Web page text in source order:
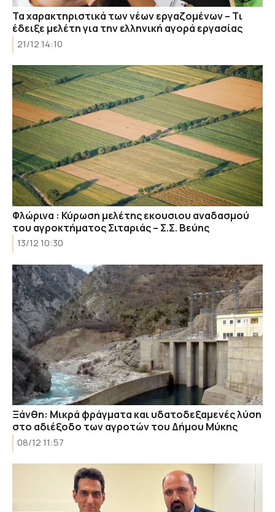
Τα χαρακτηριστικά των νέων εργαζομένων – Tι
έδειξε μελέτη για την ελληνική αγορά εργασίας
21/12 14:10
Φλώρινα : Κύρωση μελέτης εκουσιου αναδασμού
του αγροκτήματος Σιταριάς – Σ.Σ. Βεύης
13/12 10:30
Ξάνθη: Μικρά φράγματα και υδατοδεξαμενές λύση
στο αδιέξοδο των αγροτών του Δήμου Μύκης
08/12 11:57